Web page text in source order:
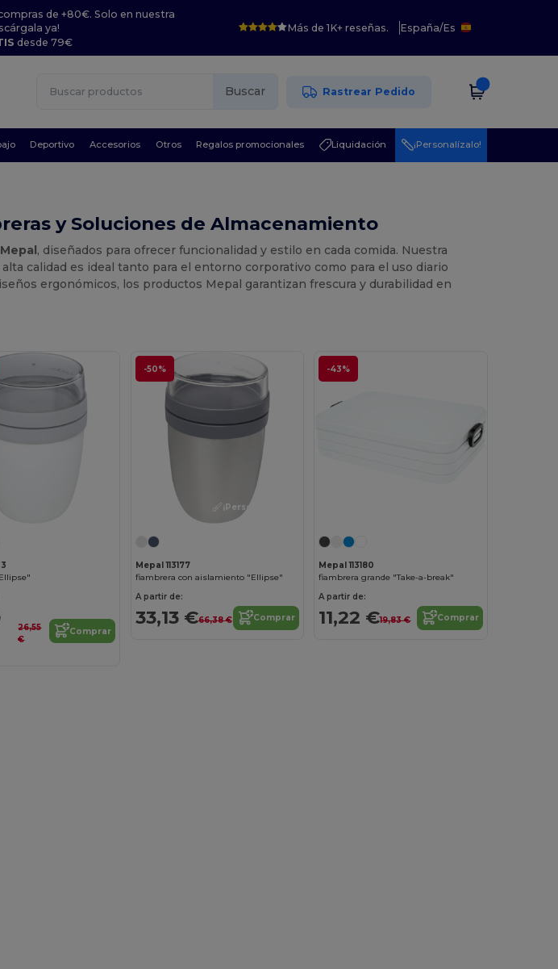
de +80€. Solo en nuestra
ya!
desde 79€
Más de 1K+ reseñas. España/Es
Buscar Rastrear Pedido
Deportivo Accesorios Otros Regalos promocionales Liquidación ¡Personalízalo!
y Soluciones de Almacenamiento
, diseñados para ofrecer funcionalidad y estilo en cada comida. Nuestra
calidad es ideal tanto para el entorno corporativo como para el uso diario
ergonómicos, los productos Mepal garantizan frescura y durabilidad en
26,55
€
Comprar
-50%
¡Personalízalo!
Mepal 113177
fiambrera con aislamiento "Ellipse"
A partir de:
33,13 €66,38 € Comprar
-43%
Mepal 113180
fiambrera grande "Take-a-break"
A partir de:
11,22 €19,83 € Comprar